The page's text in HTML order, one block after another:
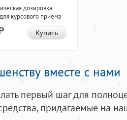
дозировка
курсового приема
Купить
вместе с нами
первый шаг для
придагаемые на